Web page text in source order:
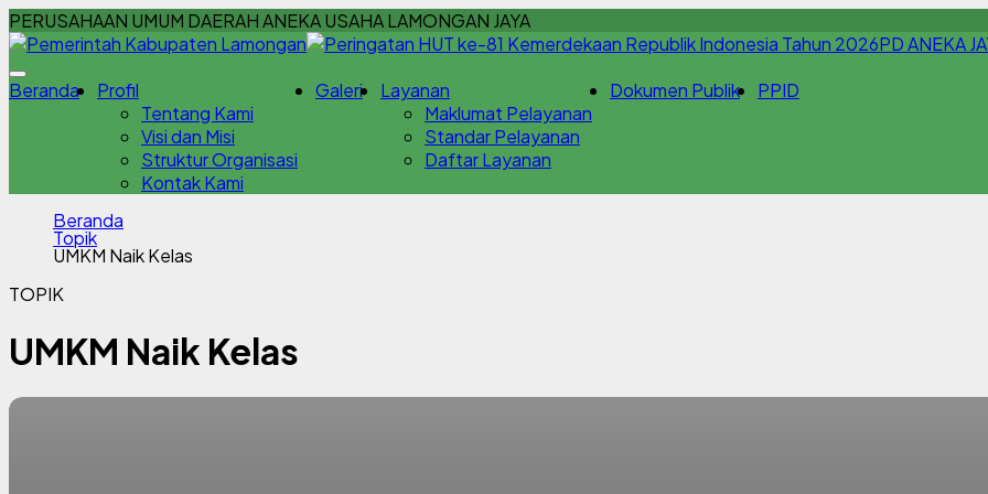
PERUSAHAAN UMUM DAERAH ANEKA USAHA LAMONGAN JAYA
PD ANEKA
Beranda
Profil
Tentang Kami
Visi dan Misi
Struktur Organisasi
Kontak Kami
Galeri
Layanan
Maklumat Pelayanan
Standar Pelayanan
Daftar Layanan
Dokumen Publik PPID
Beranda
Topik
UMKM Naik Kelas
TOPIK
UMKM Naik Kelas